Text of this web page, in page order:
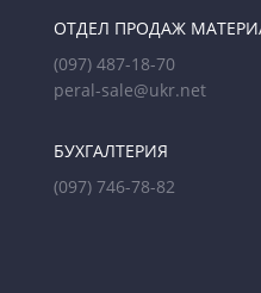
ОТДЕЛ ПРОДАЖ
(097) 487-18-70
peral-sale@ukr.net
БУХГАЛТЕРИЯ
(097) 746-78-82